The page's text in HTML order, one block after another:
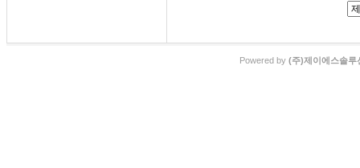
Powered by (주)제이에스솔루